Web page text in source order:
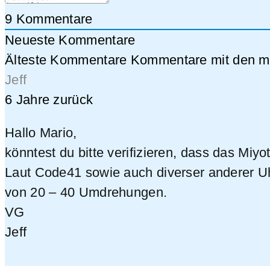
9 Kommentare
Neueste Kommentare
Älteste Kommentare Kommentare mit den
Jeff
6 Jahre zurück
Hallo Mario,
könntest du bitte verifizieren, dass das
Laut Code41 sowie auch diverser anderer
von 20 – 40 Umdrehungen.
VG
Jeff